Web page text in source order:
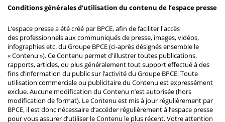
Conditions générales d'utilisation du contenu de l’espace presse
L’espace presse a été créé par BPCE, afin de faciliter l'accès
des professionnels aux communiqués de presse, images, vidéos,
infographies etc. du Groupe BPCE (ci-après désignés ensemble le
« Contenu »). Ce Contenu permet d'illustrer toutes publications,
rapports, articles, ou plus généralement tout support effectué à des
fins d’information du public sur l’activité du Groupe BPCE. Toute
utilisation commerciale ou publicitaire du Contenu est expressément
exclue. Aucune modification du Contenu n’est autorisée (hors
modification de format). Le Contenu est mis à jour régulièrement par
BPCE, il est donc nécessaire d’accéder régulièrement à l’espace presse
pour vous assurer d’utiliser le Contenu le plus récent. Votre attention